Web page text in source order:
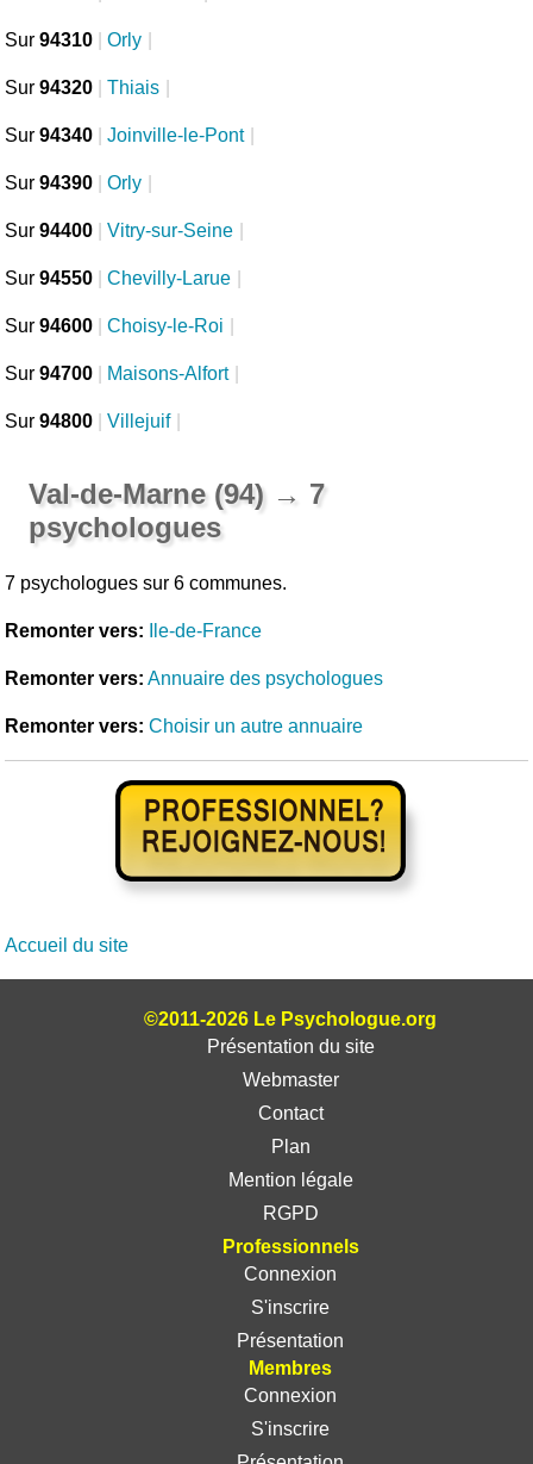
Sur94310 Orly
Sur94320 Thiais
Sur94340 Joinville-le-Pont
Sur94390 Orly
Sur94400 Vitry-sur-Seine
Sur94550 Chevilly-Larue
Sur94600 Choisy-le-Roi
Sur94700 Maisons-Alfort
Sur94800 Villejuif
Val-de-Marne (94) → 7
psychologues
7 psychologues sur 6 communes.
Remonter vers: Ile-de-France
Remonter vers: Annuaire des psychologues
Remonter vers: Choisir un autre annuaire
Accueil du site
©2011-2026 Le Psychologue.org
Présentation du site
Webmaster
Contact
Plan
Mention légale
RGPD
Professionnels
Connexion
S'inscrire
Présentation
Membres
Connexion
S'inscrire